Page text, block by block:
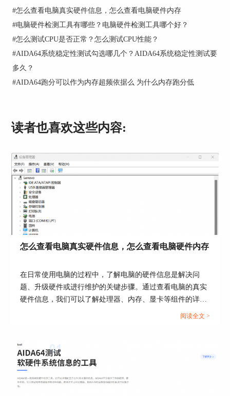
试工具。随着固态硬盘的普及，人们对固态硬盘性
分为读取，写入，随机读写，持续写入等，AS
SSD Benchmark可以模拟这些场景进行测试，从而
评价硬盘性能。
当然，还有如Furmark，鲁大师，AIDA64等计算机
性能测试软件哪个好呢，一款好的性能测试软件应
该具有哪些特点呢？我们在下一小节中向大家介
绍。
一次即可对多个硬件进行测试，同时测试结果应该
具有参考意义，如果具有硬件稳定性测试功能则更
加完美，众多软件中，AIDA64符合上述全部条
件，AIDA64功能全面专业且具有参考级的稳定性
#怎么查看电脑真实硬件信息，怎么查看电脑硬件内存
#电脑硬件检测工具有哪些？电脑硬件检测工具哪个好？
#怎么测试CPU是否正常？怎么测试CPU性能？
#AIDA64系统稳定性测试勾选哪几个？AIDA64系统稳定性测试要
多久？
#AIDA64跑分可以作为内存超频依据么 为什么内存跑分低
读者也喜欢这些内容:
怎么查看电脑真实硬件信息，怎么查看电脑硬件内存
在日常使用电脑的过程中，了解电脑的硬件信息是解决问
题、升级硬件或进行维护的关键步骤。通过查看电脑的真实
硬件信息，我们可以了解处理器、内存、显卡等组件的详细
信息，从而更好地了解电脑的性能和使用状况。接下来给大
阅读全文 >